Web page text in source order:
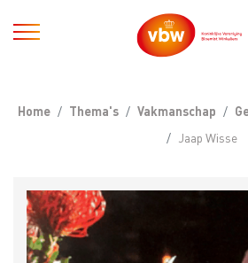
Home Thema's Vakmanschap
Jaap Wisse